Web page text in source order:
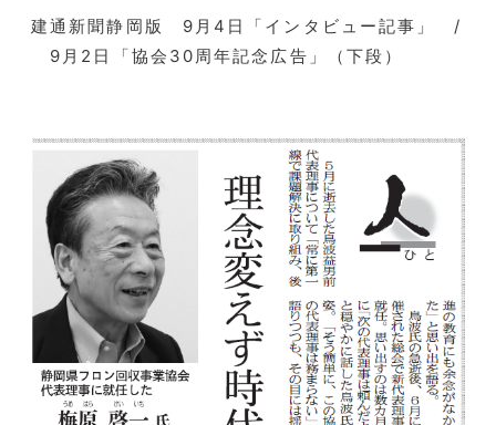
建通新聞静岡版 9月4日「インタビュー記事」 /
9月2日「協会30周年記念広告」（下段）